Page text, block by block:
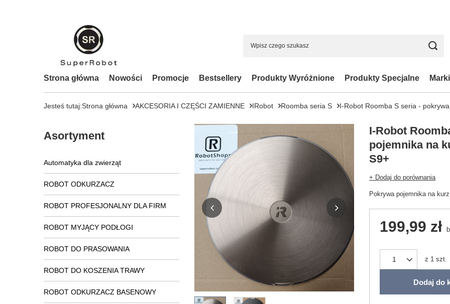
Strona główna Nowości Promocje Bestsellery Produkty Wyróżnione Produkty Specjalne Marki
Jesteś tutaj:Strona główna AKCESORIA I CZĘŚCI ZAMIENNE IRobot Roomba seria S I-Robot Roomba S seria -
Asortyment
Automatyka dla zwierząt
ROBOT ODKURZACZ
ROBOT PROFESJONALNY DLA FIRM
ROBOT MYJĄCY PODŁOGI
ROBOT DO PRASOWANIA
ROBOT DO KOSZENIA TRAWY
ROBOT ODKURZACZ BASENOWY
I-Robot
pojemnika na
S9+
+ Dodaj do porównania
Pokrywa pojemnika na
199,99 zł
z 1 szt.
Dodaj do